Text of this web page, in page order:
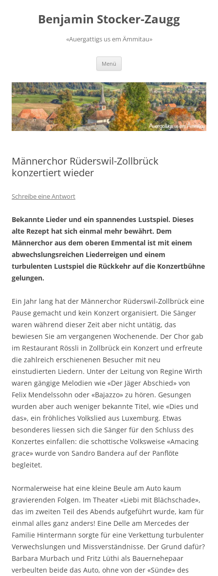
springenBenjamin Stocker-Zaugg
«Auergattigs us em Ämmitau»
Menü
Männerchor Rüderswil-Zollbrück
konzertiert wieder
Schreibe eine Antwort
Bekannte Lieder und ein spannendes Lustspiel. Dieses
alte Rezept hat sich einmal mehr bewährt. Dem
Männerchor aus dem oberen Emmental ist mit einem
abwechslungsreichen Liederreigen und einem
turbulenten Lustspiel die Rückkehr auf die Konzertbühne
gelungen.
Ein Jahr lang hat der Männerchor Rüderswil-Zollbrück eine
Pause gemacht und kein Konzert organisiert. Die Sänger
waren während dieser Zeit aber nicht untätig, das
bewiesen Sie am vergangenen Wochenende. Der Chor gab
im Restaurant Rössli in Zollbrück ein Konzert und erfreute
die zahlreich erschienenen Besucher mit neu
einstudierten Liedern. Unter der Leitung von Regine Wirth
waren gängige Melodien wie «Der Jäger Abschied» von
Felix Mendelssohn oder «Bajazzo» zu hören. Gesungen
wurden aber auch weniger bekannte Titel, wie «Dies und
das», ein fröhliches Volkslied aus Luxemburg. Etwas
besonderes liessen sich die Sänger für den Schluss des
Konzertes einfallen: die schottische Volksweise «Amacing
grace» wurde von Sandro Bandera auf der Panflöte
begleitet.
Normalerweise hat eine kleine Beule am Auto kaum
gravierenden Folgen. Im Theater «Liebi mit Blächschade»,
das im zweiten Teil des Abends aufgeführt wurde, kam für
einmal alles ganz anders! Eine Delle am Mercedes der
Familie Hintermann sorgte für eine Verkettung turbulenter
Verwechslungen und Missverständnisse. Der Grund dafür?
Barbara Murbach und Fritz Lüthi als Bauernehepaar
verbeulten beide das Auto, ohne von der «Sünde» des